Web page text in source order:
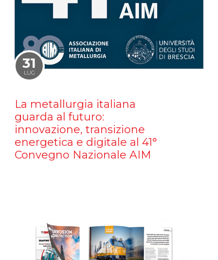
31
LUG
La metallurgia italiana
guarda al futuro:
innovazione, transizione
energetica e digitale al 41°
Convegno Nazionale AIM